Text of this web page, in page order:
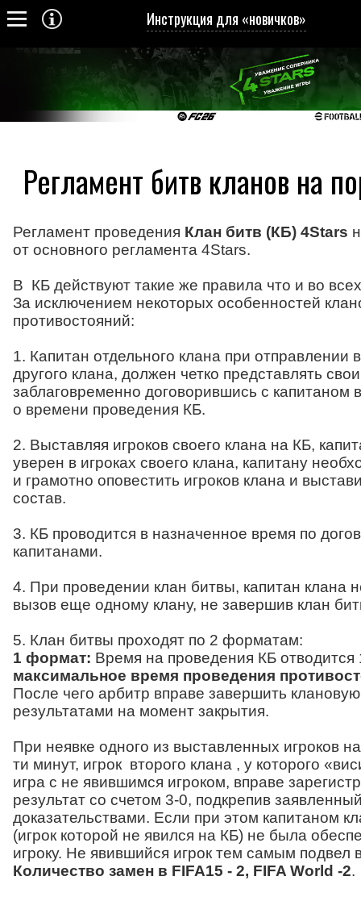
Инструкция для «новичков»
Регламент битв кланов на
Регламент проведения Клан битв (КБ) 4Stars
от основного регламента 4Stars.
В КБ действуют такие же правила что и во
За исключением некоторых особенностей
противостояний:
1. Капитан отдельного клана при отправлении
другого клана, должен четко представлять
заблаговременно договорившись с капитаном
о времени проведения КБ.
2. Выставляя игроков своего клана на КБ,
уверен в игроках своего клана, капитану
и грамотно оповестить игроков клана и
состав.
3. КБ проводится в назначенное время по
капитанами.
4. При проведении клан битвы, капитан клана
вызов еще одному клану, не завершив клан
5. Клан битвы проходят по 2 форматам:
1 формат: Время на проведения КБ отводится
максимальное время проведения
После чего арбитр вправе завершить
результатами на момент закрытия.
При неявке одного из выставленных игроков
ти минут, игрок второго клана , у которого
игра с не явившимся игроком, вправе
результат со счетом 3-0, подкрепив
доказательствами. Если при этом капитаном
(игрок которой не явился на КБ) не была
игроку. Не явившийся игрок тем самым подвел
Количество замен в FIFA15 - 2, FIFA World -2.